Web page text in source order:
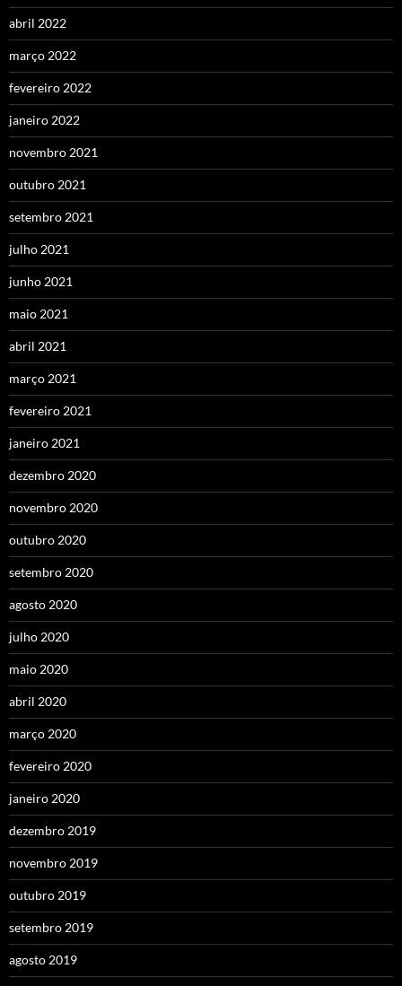
abril 2022
março 2022
fevereiro 2022
janeiro 2022
novembro 2021
outubro 2021
setembro 2021
julho 2021
junho 2021
maio 2021
abril 2021
março 2021
fevereiro 2021
janeiro 2021
dezembro 2020
novembro 2020
outubro 2020
setembro 2020
agosto 2020
julho 2020
maio 2020
abril 2020
março 2020
fevereiro 2020
janeiro 2020
dezembro 2019
novembro 2019
outubro 2019
setembro 2019
agosto 2019